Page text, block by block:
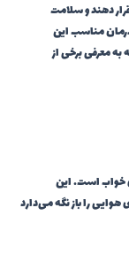
دهند و سلامت
مناسب این
معرفی برخی از
خواب است. این
را باز نگه می‌دارد